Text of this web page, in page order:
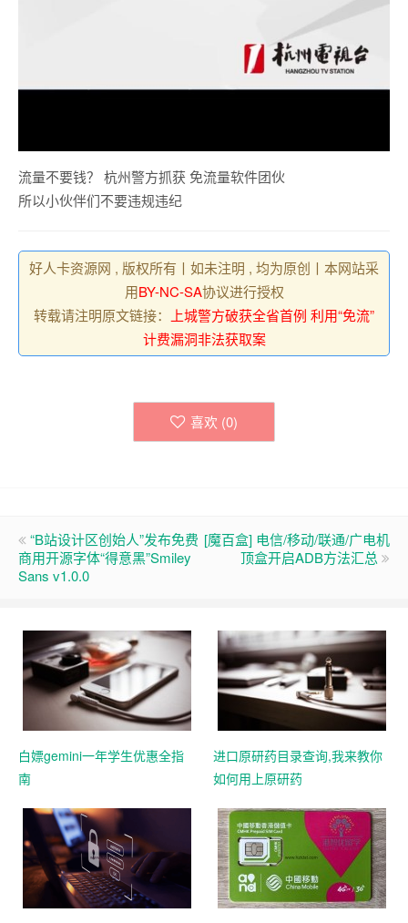
流量不要钱？ 杭州警方抓获 免流量软件团伙
所以小伙伴们不要违规违纪
好人卡资源网 , 版权所有丨如未注明 , 均为原创丨本网站采
用BY-NC-SA协议进行授权
转载请注明原文链接： 上城警方破获全省首例 利用“免流”
计费漏洞非法获取案
喜欢 (0)
“B站设计区创始人”发布免费
商用开源字体“得意黑”Smiley
Sans v1.0.0
[魔百盒] 电信/移动/联通/广电机
顶盒开启ADB方法汇总
白嫖gemini一年学生优惠全指
南
进口原研药目录查询,我来教你
如何用上原研药